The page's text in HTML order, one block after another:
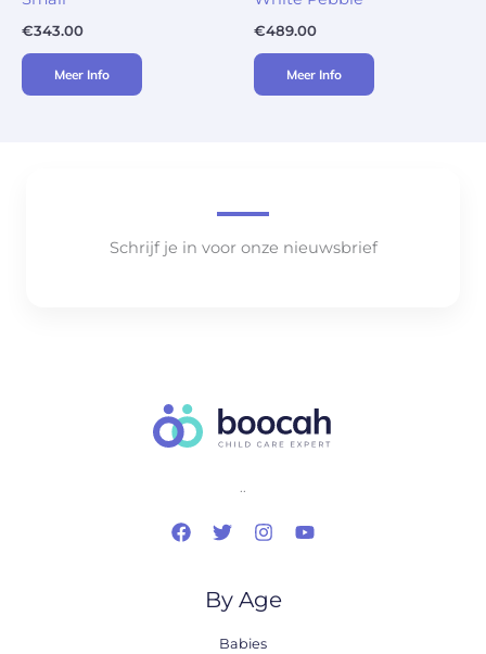
€343.00
Meer Info
€489.00
Meer Info
Schrijf je in voor onze nieuwsbrief
..
By Age
Babies